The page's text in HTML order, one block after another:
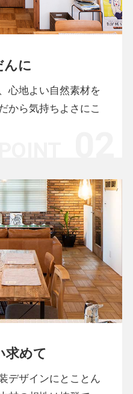
んに
心地よい自然素材を
から気持ちよさにこ
求めて
デザインにとことん